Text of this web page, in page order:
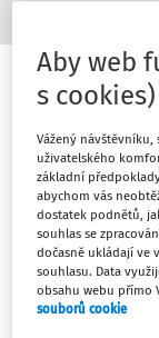
0:00
Oblíbené
Aby web
s cookies)
Vážený návštěvníku,
uživatelského
základní
abychom vás
dostatek podnětů,
souhlas se
dočasně ukládají ve
souhlasu. Data
obsahu webu přímo
souborů cookie